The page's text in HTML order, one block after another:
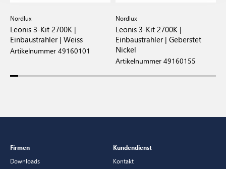
Nordlux
Leonis 3-Kit 2700K |
Einbaustrahler | Weiss
Artikelnummer 49160101
Nordlux
Leonis 3-Kit 2700K |
Einbaustrahler | Geberstet
Nickel
Artikelnummer 49160155
Firmen
Downloads
Kundendienst
Kontakt